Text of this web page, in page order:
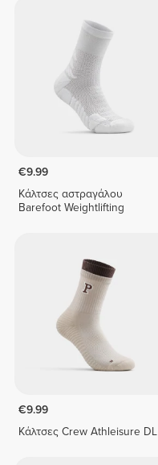
€9.99
Κάλτσες αστραγάλου
Barefoot Weightlifting
€9.99
Κάλτσες Crew Athleisure DL